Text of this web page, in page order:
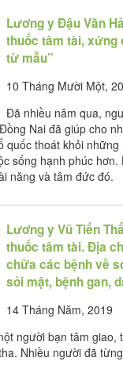
Lương y Đậu Văn
thuốc tâm tài, xứng
từ mẫu”
10 Tháng Mười Một,
Đã nhiều năm qua,
Nai đã giúp cho
quốc thoát khỏi
sống hạnh phúc hơn.
năng và tâm đức đó.
Lương y Vũ Tiến
thuốc tâm tài. Địa
chữa các bệnh về
sỏi mật, bệnh gan,
14 Tháng Năm, 2019
người bạn tâm giao,
Nhiều người đã